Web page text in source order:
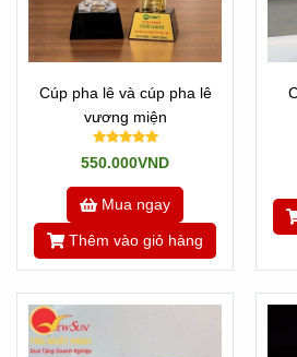
Cúp pha lê và cúp pha lê
vương miện
550.000VND
Mua ngay
Thêm vào giỏ hàng